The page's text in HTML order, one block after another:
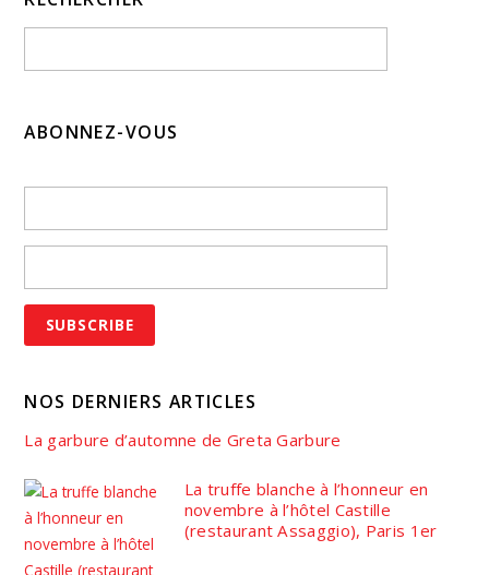
ABONNEZ-VOUS
NOS DERNIERS ARTICLES
La garbure d’automne de Greta Garbure
La truffe blanche à l’honneur en
novembre à l’hôtel Castille
(restaurant Assaggio), Paris 1er